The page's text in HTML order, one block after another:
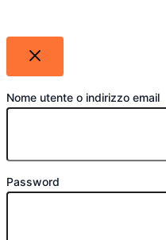
Nome utente o indirizzo email
Password